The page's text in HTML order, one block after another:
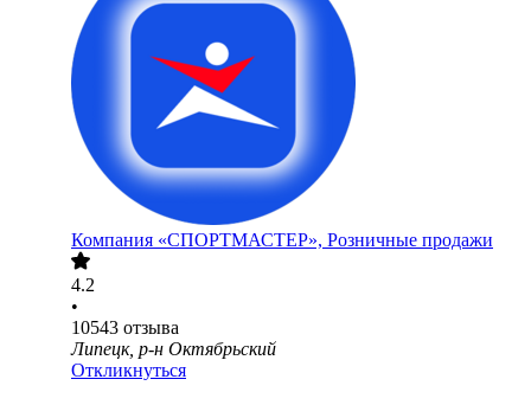
Компания «СПОРТМАСТЕР», Розничные продажи
4.2
•
10543 отзыва
Липецк, р-н Октябрьский
Откликнуться